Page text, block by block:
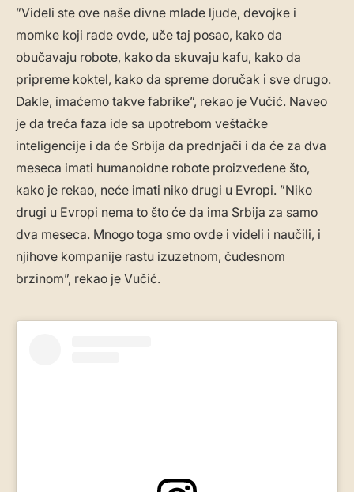
”Videli ste ove naše divne mlade ljude, devojke i
momke koji rade ovde, uče taj posao, kako da
obučavaju robote, kako da skuvaju kafu, kako da
pripreme koktel, kako da spreme doručak i sve drugo.
Dakle, imaćemo takve fabrike”, rekao je Vučić. Naveo
je da treća faza ide sa upotrebom veštačke
inteligencije i da će Srbija da prednjači i da će za dva
meseca imati humanoidne robote proizvedene što,
kako je rekao, neće imati niko drugi u Evropi. ”Niko
drugi u Evropi nema to što će da ima Srbija za samo
dva meseca. Mnogo toga smo ovde i videli i naučili, i
njihove kompanije rastu izuzetnom, čudesnom
brzinom”, rekao je Vučić.